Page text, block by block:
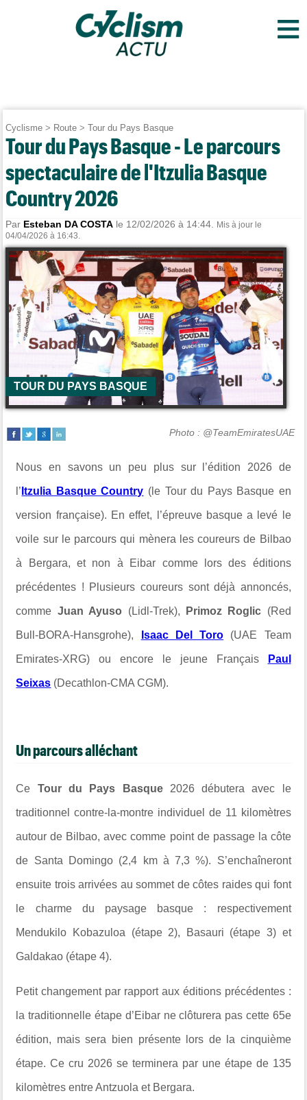
≡
Cyclisme > Route >Tour du Pays Basque
Tour du Pays Basque - Le parcours
spectaculaire de l'Itzulia Basque
Country 2026
Par Esteban DA COSTA le 12/02/2026 à 14:44.
Mis à jour le
04/04/2026 à 16:43.
TOUR DU PAYS BASQUE
Photo : @TeamEmiratesUAE
Nous en savons un peu plus sur l’édition 2026 de
l’ Itzulia Basque Country (le Tour du Pays Basque en
version française). En effet, l’épreuve basque a levé le
voile sur le parcours qui mènera les coureurs de Bilbao
à Bergara, et non à Eibar comme lors des éditions
précédentes ! Plusieurs coureurs sont déjà annoncés,
comme Juan Ayuso (Lidl-Trek), Primoz Roglic (Red
Bull-BORA-Hansgrohe), Isaac Del Toro (UAE Team
Emirates-XRG) ou encore le jeune Français Paul
Seixas (Decathlon-CMA CGM).
Un parcours alléchant
Ce Tour du Pays Basque2026 débutera avec le
traditionnel contre-la-montre individuel de 11 kilomètres
autour de Bilbao, avec comme point de passage la côte
de Santa Domingo (2,4 km à 7,3 %). S’enchaîneront
ensuite trois arrivées au sommet de côtes raides qui font
le charme du paysage basque : respectivement
Mendukilo Kobazuloa (étape 2), Basauri (étape 3) et
Galdakao (étape 4).
Petit changement par rapport aux éditions précédentes :
la traditionnelle étape d’Eibar ne clôturera pas cette 65e
édition, mais sera bien présente lors de la cinquième
étape. Ce cru 2026 se terminera par une étape de 135
kilomètres entre Antzuola et Bergara.